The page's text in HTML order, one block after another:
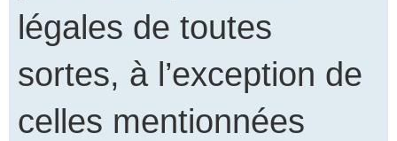
légales de toutes
sortes, à l’exception de
celles mentionnées